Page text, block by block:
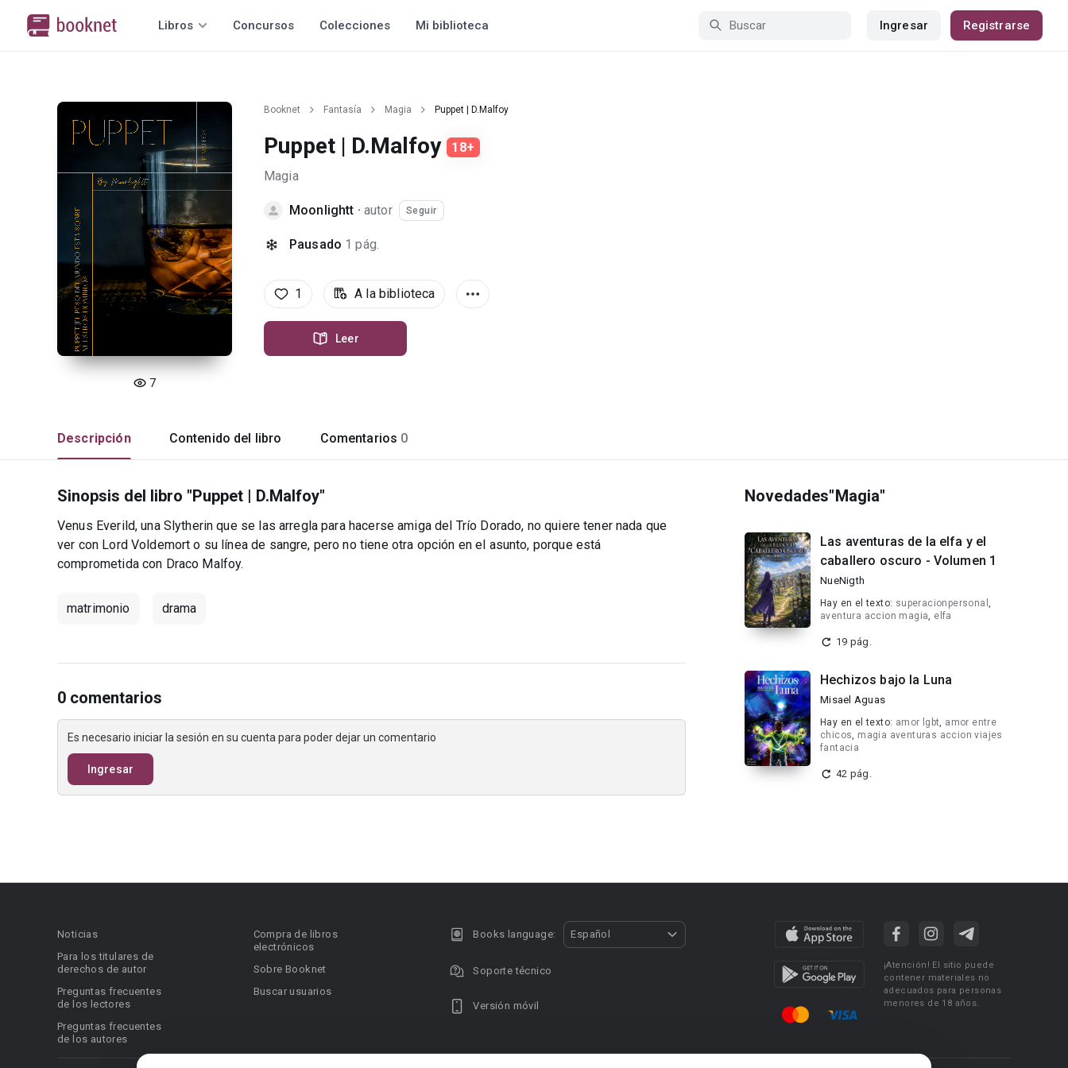
Libros Concursos Colecciones Mi biblioteca Ingresar Registrarse
7
Booknet Fantasía Magia Puppet | D.Malfoy
Puppet | D.Malfoy
18+
Magia
Moonlightt · autor Seguir
Pausado 1 pág.
1 A la biblioteca
Leer
Descripción Contenido del libro Comentarios 0
Sinopsis del libro "Puppet | D.Malfoy"
Venus Everild, una Slytherin que se las arregla para hacerse amiga del Trío Dorado, no quiere tener nada que
ver con Lord Voldemort o su línea de sangre, pero no tiene otra opción en el asunto, porque está
comprometida con Draco Malfoy.
matrimonio drama
0 comentarios
Es necesario iniciar la sesión en su cuenta para poder dejar un comentario
Ingresar
Novedades"Magia"
Las aventuras de la elfa y el
caballero oscuro - Volumen 1
NueNigth
Hay en el texto: superacionpersonal,
aventura accion magia, elfa
19 pág.
Hechizos bajo la Luna
Misael Aguas
Hay en el texto: amor lgbt, amor entre
chicos, magia aventuras accion viajes
fantacia
42 pág.
Noticias
Para los titulares de
derechos de autor
Preguntas frecuentes
de los lectores
Preguntas frecuentes
de los autores
Compra de libros
electrónicos
Sobre Booknet
Buscar usuarios
Books language: Español
Soporte técnico
Versión móvil
¡Atención! El sitio puede
contener materiales no
adecuados para personas
menores de 18 años.